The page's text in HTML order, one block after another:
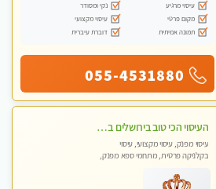
עיסוי מרגיע
נקי ומסודר
מקום פרטי
עיסוי מקצועי
תמונה אמיתית
דוברת עיברית
055-4531880
העיסוי הכי טוב בירושלים במרכז ירושלים GREEN -SPA מפנק מקצועי ומשחרר
עיסוי מפנק, עיסוי מקצועי, עיסוי
בקלניקה פרטית, מתחמי ספא מפנק,